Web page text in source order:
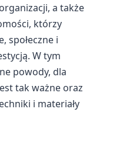
a także
którzy
społeczne i
W tym
powody, dla
tak ważne oraz
i materiały